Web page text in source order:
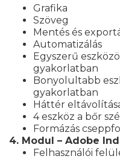
Grafika
Szöveg
Mentés és
Automatizálás
Egyszerű
gyakorlatban
Bonyolultabb
gyakorlatban
Háttér
4 eszköz a bőr
Formázás
4. Modul – Adobe
Felhasználói